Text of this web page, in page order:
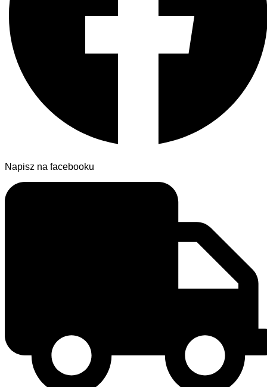
Napisz na facebooku